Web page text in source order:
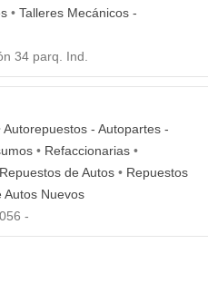
• Talleres Mecánicos -
34 parq. Ind.
Autorepuestos - Autopartes -
• Refaccionarias •
de Autos • Repuestos
Autos Nuevos
-